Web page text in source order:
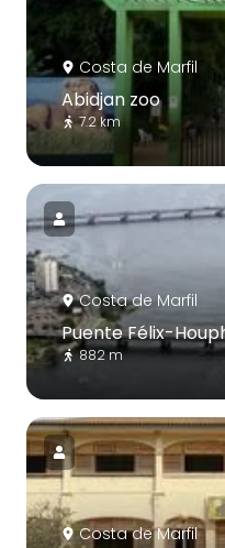
Costa de Marfil
Abidjan zoo
7.2 km
Costa de Marfil
Puente Félix-
882 m
Costa de Marfil